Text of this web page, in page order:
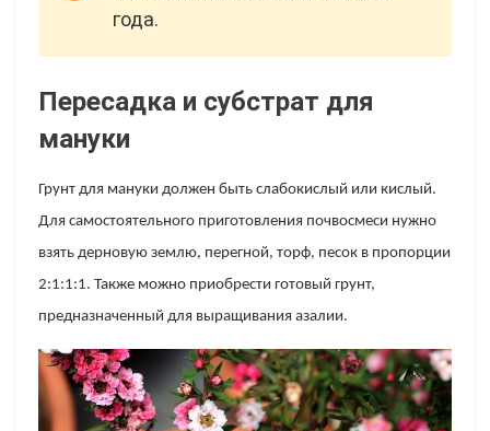
года.
Пересадка и субстрат для
мануки
Грунт для мануки должен быть слабокислый или кислый.
Для самостоятельного приготовления почвосмеси нужно
взять дерновую землю, перегной, торф, песок в пропорции
2:1:1:1. Также можно приобрести готовый грунт,
предназначенный для выращивания азалии.